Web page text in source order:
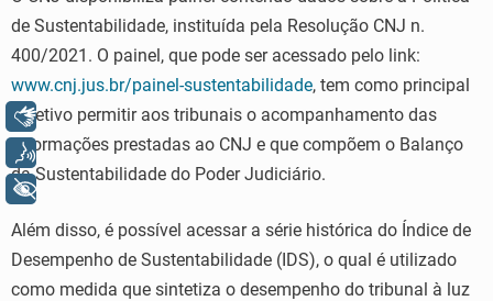
de Sustentabilidade, instituída pela Resolução CNJ n.
400/2021. O painel, que pode ser acessado pelo link:
www.cnj.jus.br/painel-sustentabilidade, tem como principal
objetivo permitir aos tribunais o acompanhamento das
informações prestadas ao CNJ e que compõem o Balanço
da Sustentabilidade do Poder Judiciário.
Além disso, é possível acessar a série histórica do Índice de
Desempenho de Sustentabilidade (IDS), o qual é utilizado
como medida que sintetiza o desempenho do tribunal à luz
Libras
Voz